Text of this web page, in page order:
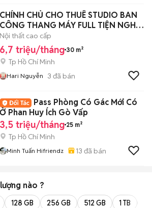
CHÍNH CHỦ CHO THUÊ STUDIO BAN
CÔNG THANG MÁY FULL TIỆN NGHI
VIEW ĐẸP
Nội thất cao cấp
6,7 triệu/tháng 30 m²
Tp Hồ Chí Minh
Hari Nguyễn 3 đã bán
Pass Phòng Có Gác Mới Có
Ở Phan Huy Ích Gò Vấp
3,5 triệu/tháng 25 m²
Tp Hồ Chí Minh
Minh Tuấn Hifriendz 13 đã bán
nào ?
128 GB 256 GB 512 GB 1 TB